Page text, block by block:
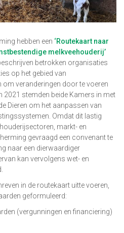
hebben een ‘Routekaart naar
melkveehouderij’
betrokken organisaties
op het gebied van
veranderingen door te voeren
2021 stemden beide Kamers in met
Dieren om het aanpassen van
Omdat dit lastig
markt- en
gevraagd een convenant te
naar een dierwaardiger
kan vervolgens wet- en
in de routekaart uitte voeren,
geformuleerd:
(vergunningen en financiering)